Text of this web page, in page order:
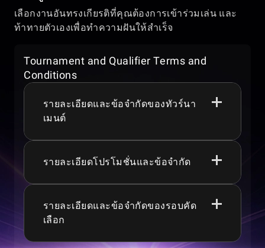
เลือกงานอันทรงเกียรติที่คุณต้องการเข้าร่วมเล่น และ
ท้าทายตัวเองเพื่อทำความฝันให้สำเร็จ
Tournament and Qualifier Terms and
Conditions
รายละเอียดและข้อจำกัดของทัวร์นา
เมนต์
ผู้เล่นต้องมีอายุ 18+, 19+, 21+ หรือ 24+ ขึ้นอยู่
เงินรางวัลรวม การรับประกัน โปรโมชั่น ทัวร์
นาเมนต์ เกม และคุณสมบัติของเกม อาจมีการ
ข้อกำหนดและเงื่อนไขทั่วไป กฎของคาสิโน
รายละเอียดโปรโมชั่นและข้อจำกัด
WSOP Express ดำเนินการทุกวันตั้งแต่เวลา
00:00:00 ถึง 23:59:59 (UTC -8).
รายละเอียดและข้อจำกัดของรอบคัด
เลือก